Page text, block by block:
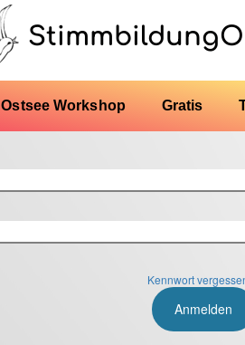
Ostsee Workshop Gratis
Kennwort